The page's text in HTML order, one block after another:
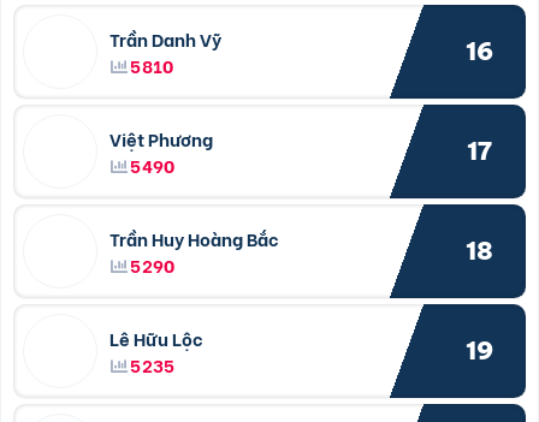
Trần Danh Vỹ
5810
16
Việt Phương
5490
17
Trần Huy Hoàng Bắc
5290
18
Lê Hữu Lộc
5235
19